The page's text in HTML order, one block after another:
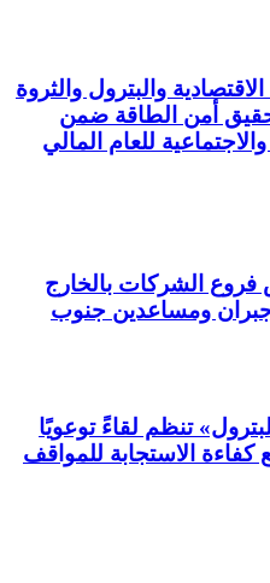
والبترول والثروة
أمن الطاقة ضمن
للعام المالي
الشركات بالخارج
ومساعدين جنوب
تنظم لقاءً توعويًا
كفاءة الاستجابة للمواقف